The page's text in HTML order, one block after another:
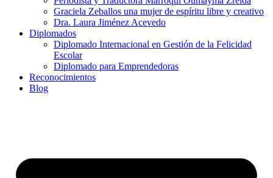
Graciela Zeballos una mujer de espíritu libre y creativo
Dra. Laura Jiménez Acevedo
Diplomados
Diplomado Internacional en Gestión de la Felicidad
Escolar
Diplomado para Emprendedoras
Reconocimientos
Blog